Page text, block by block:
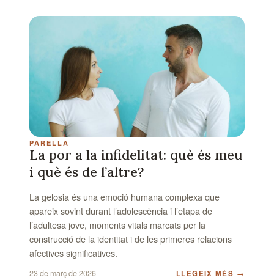
PARELLA
La por a la infidelitat: què és meu
i què és de l’altre?
La gelosia és una emoció humana complexa que
apareix sovint durant l’adolescència i l’etapa de
l’adultesa jove, moments vitals marcats per la
construcció de la identitat i de les primeres relacions
afectives significatives.
23 de març de 2026 LLEGEIX MÉS →